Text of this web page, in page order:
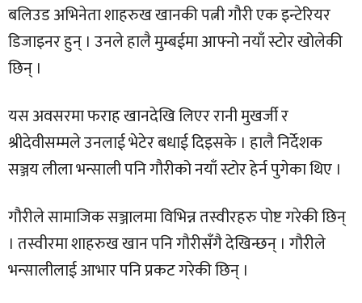
बलिउड अभिनेता शाहरुख खानकी पत्नी गौरी एक इन्टेरियर
डिजाइनर हुन् । उनले हालै मुम्बईमा आफ्नो नयाँ स्टोर खोलेकी
छिन् ।
यस अवसरमा फराह खानदेखि लिएर रानी मुखर्जी र
श्रीदेवीसम्मले उनलाई भेटेर बधाई दिइसके । हालै निर्देशक
सञ्जय लीला भन्साली पनि गौरीको नयाँ स्टोर हेर्न पुगेका थिए ।
गौरीले सामाजिक सञ्जालमा विभिन्न तस्वीरहरु पोष्ट गरेकी छिन्
। तस्वीरमा शाहरुख खान पनि गौरीसँगै देखिन्छन् । गौरीले
भन्सालीलाई आभार पनि प्रकट गरेकी छिन् ।